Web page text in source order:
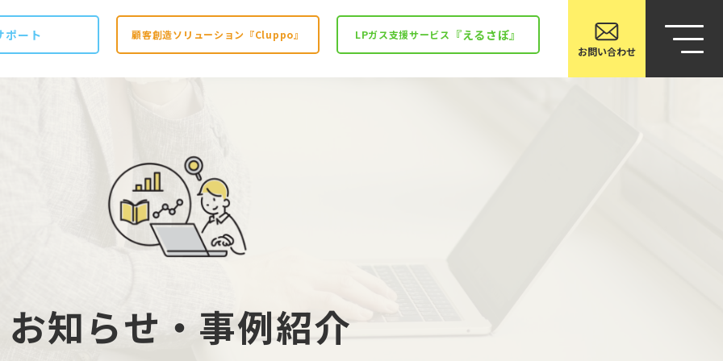
ポート 顧客創造ソリューション『Cluppo』 LPガス支援サービス 『えるさぽ』
お問い合わせ
お知らせ‧事例紹介